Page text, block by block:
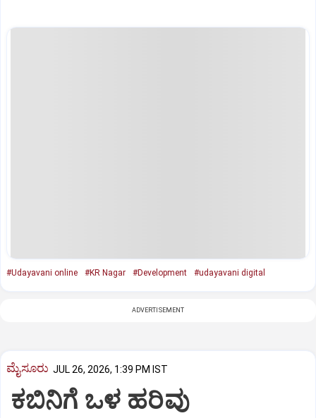
#Udayavani online #KR Nagar #Development #udayavani digital
ADVERTISEMENT
ಮೈಸೂರು JUL 26, 2026, 1:39 PM IST
ಕಬಿನಿಗೆ ಒಳ ಹರಿವು